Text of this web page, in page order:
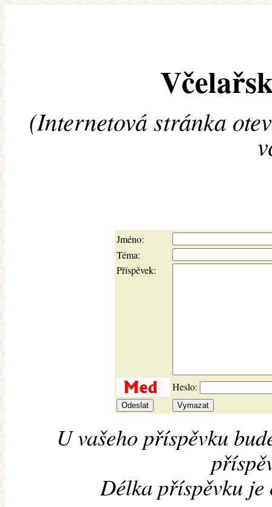
(Internetová stránka
Jméno:
Téma:
Příspěvek:
Heslo:
U vašeho příspěvku
Délka příspěvku je